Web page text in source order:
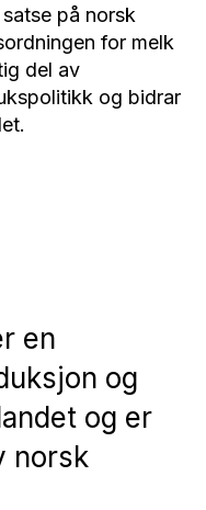
på norsk
for melk
del av
og bidrar
en
og
og er
norsk